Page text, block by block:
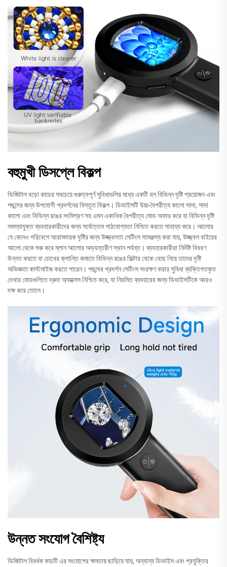
বহুমুখী ডিসপ্লে বিকল্প
ডিজিটাল বড়ো কাচের সবচেয়ে গুরুত্বপূর্ণ সুবিধাগুলির মধ্যে একটি হল বিভিন্ন দৃষ্টি প্রয়োজন এবং
পছন্দের জন্য উপযোগী প্রদর্শনের বিস্তৃত বিকল্প। ডিভাইসটি উচ্চ-বৈপরীত্য কালো সাদা, সাদা
কালো এবং বিভিন্ন রঙের সংমিশ্রণ সহ এমন একাধিক বৈপরীত্য মোড অফার করে যা বিভিন্ন দৃষ্টি
সমস্যাযুক্ত ব্যবহারকারীদের জন্য সর্বোত্তম পাঠযোগ্যতা নিশ্চিত করতে সাহায্য করে। আলোর
যে কোনও পরিবেশে আরামদায়ক দৃষ্টির জন্য উজ্জ্বলতা সেটিংস সামঞ্জস্য করা যায়, উজ্জ্বল বাইরের
আলো থেকে শুরু করে ম্লান আলোর অভ্যন্তরীণ স্থান পর্যন্ত। ব্যবহারকারীরা নির্দিষ্ট বিবরণ
উন্নত করতে বা চোখের ক্লান্তি কমাতে বিভিন্ন রঙের ফিল্টার থেকে বেছে নিয়ে তাদের দৃষ্টি
অভিজ্ঞতা কাস্টমাইজ করতে পারেন। পছন্দের প্রদর্শন সেটিংস সংরক্ষণ করার সুবিধা ব্যক্তিগতকৃত
দেখার মোডগুলিতে দ্রুত অ্যাক্সেস নিশ্চিত করে, যা নিয়মিত ব্যবহারের জন্য ডিভাইসটিকে আরও
দক্ষ করে তোলে।
উন্নত সংযোগ বৈশিষ্ট্য
ডিজিটাল বিবর্ধক কাচটি এর সংযোগের ক্ষমতায় ছাড়িয়ে যায়, অন্যান্য ডিভাইস এবং প্রযুক্তির